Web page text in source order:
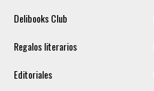
Delibooks Club
Regalos literarios
Editoriales